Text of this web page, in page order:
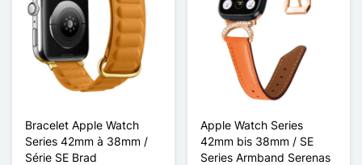
Bracelet Apple Watch
Series 42mm à 38mm /
Série SE Brad
Apple Watch Series
42mm bis 38mm / SE
Series Armband Serenas